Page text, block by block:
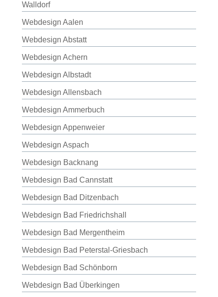
Walldorf
Webdesign Aalen
Webdesign Abstatt
Webdesign Achern
Webdesign Albstadt
Webdesign Allensbach
Webdesign Ammerbuch
Webdesign Appenweier
Webdesign Aspach
Webdesign Backnang
Webdesign Bad Cannstatt
Webdesign Bad Ditzenbach
Webdesign Bad Friedrichshall
Webdesign Bad Mergentheim
Webdesign Bad Peterstal-Griesbach
Webdesign Bad Schönborn
Webdesign Bad Überkingen